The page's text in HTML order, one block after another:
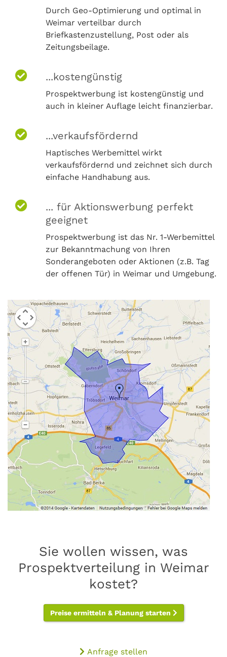
Durch Geo-Optimierung und optimal in
Weimar verteilbar durch
Briefkastenzustellung, Post oder als
Zeitungsbeilage.
...kostengünstig
Prospektwerbung ist kostengünstig und
auch in kleiner Auflage leicht finanzierbar.
...verkaufsfördernd
Haptisches Werbemittel wirkt
verkaufsfördernd und zeichnet sich durch
einfache Handhabung aus.
... für Aktionswerbung perfekt
geeignet
Prospektwerbung ist das Nr. 1-Werbemittel
zur Bekanntmachung von Ihren
Sonderangeboten oder Aktionen (z.B. Tag
der offenen Tür) in Weimar und Umgebung.
Sie wollen wissen, was
Prospektverteilung in Weimar
kostet?
Preise ermitteln & Planung starten
Anfrage stellen